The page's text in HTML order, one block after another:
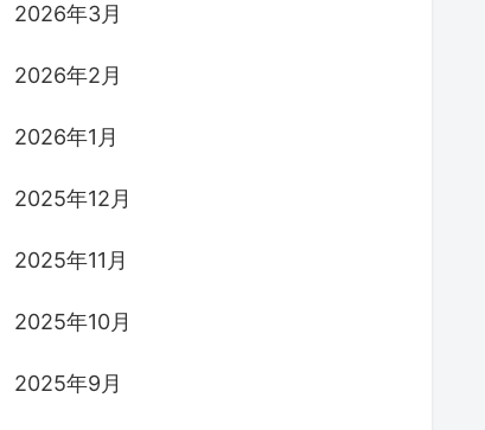
2026年3月
2026年2月
2026年1月
2025年12月
2025年11月
2025年10月
2025年9月